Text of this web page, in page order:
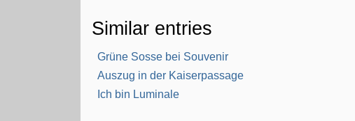
Similar entries
Grüne Sosse bei Souvenir
Auszug in der Kaiserpassage
Ich bin Luminale